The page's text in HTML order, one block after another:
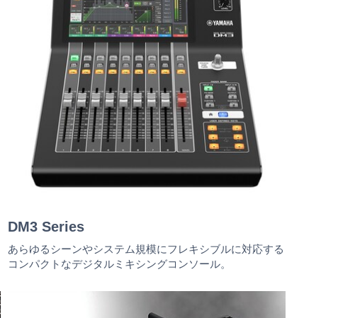
DM3 Series
あらゆるシーンやシステム規模にフレキシブルに対応する
コンパクトなデジタルミキシングコンソール。